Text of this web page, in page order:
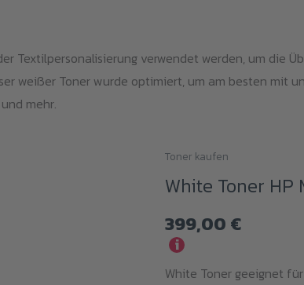
Textilpersonalisierung verwendet werden, um die
weißer Toner wurde optimiert, um am besten mit
mehr.
Toner kaufen
White Toner HP
399,00 €
i
White Toner geeignet